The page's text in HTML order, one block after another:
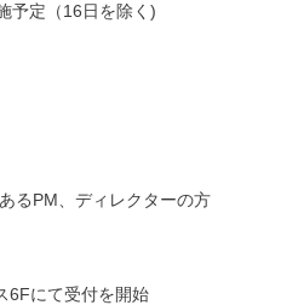
予定（16日を除く)
るPM、ディレクターの方
6Fにて受付を開始